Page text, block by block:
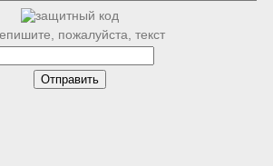
пожалуйста, текст